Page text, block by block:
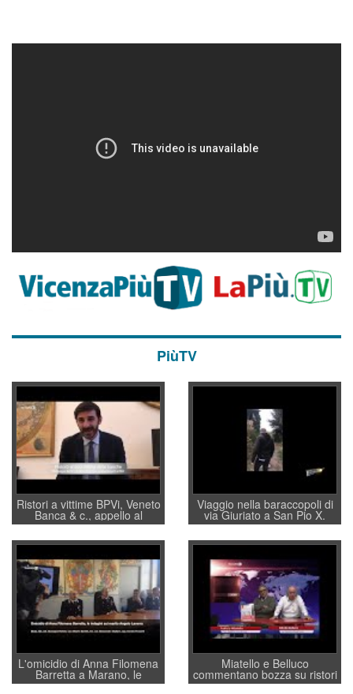
PiùTV
Ristori a vittime BPVi, Veneto
Banca & c., appello al
sottosegretario Alessio
Villarosa: per mettere ordine
convochi con Di Maio CNCU
a supporto della cabina di
regia al Mef
Viaggio nella baraccopoli di
via Giuriato a San Pio X.
Vicenza ai Vicentini: “faremo
un regalo di Natale ai
residenti”
L'omicidio di Anna Filomena
Barretta a Marano, le
indagini dei carabinieri di
Miatello e Belluco
commentano bozza su ristori
BPVi e Veneto Banca